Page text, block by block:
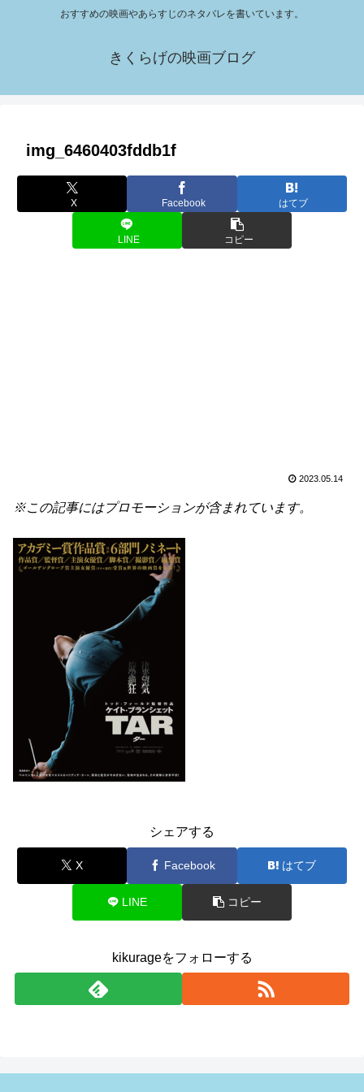
おすすめの映画やあらすじのネタバレを書いています。
きくらげの映画ブログ
img_6460403fddb1f
X Facebook はてブ
LINE コピー
2023.05.14
※この記事にはプロモーションが含まれています。
シェアする
X Facebook はてブ
LINE コピー
kikurageをフォローする